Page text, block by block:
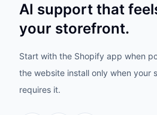
AI support that
your storefront.
Start with the Shopify app when
the website install only when your
requires it.